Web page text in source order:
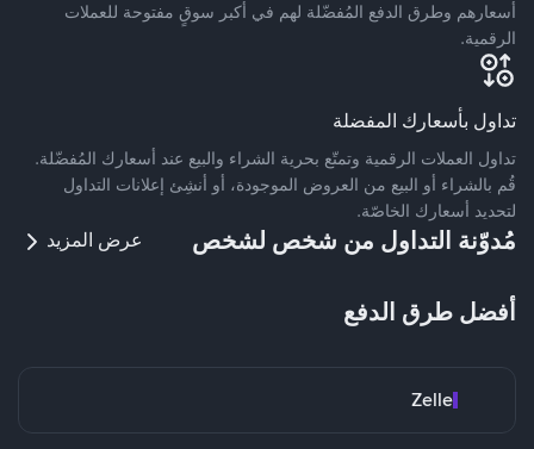
أسعارهم وطرق الدفع المُفضّلة لهم في أكبر سوقٍ مفتوحة للعملات
الرقمية.
تداول بأسعارك المفضلة
تداول العملات الرقمية وتمتّع بحرية الشراء والبيع عند أسعارك المُفضّلة.
قُم بالشراء أو البيع من العروض الموجودة، أو أنشِئ إعلانات التداول
لتحديد أسعارك الخاصّة.
مُدوّنة التداول من شخص لشخص عرض المزيد
أفضل طرق الدفع
Zelle